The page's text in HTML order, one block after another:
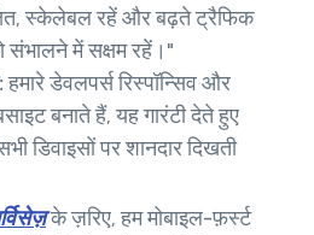
स्केलेबल रहें और बढ़ते ट्रैफिक
संभालने में सक्षम रहें।"
हमारे डेवलपर्स रिस्पॉन्सिव और
बनाते हैं, यह गारंटी देते हुए
डिवाइसों पर शानदार दिखती
के ज़रिए, हम मोबाइल-फ़र्स्ट